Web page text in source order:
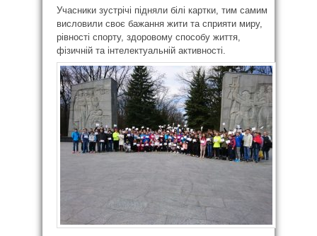
Учасники зустрічі підняли білі картки, тим самим
висловили своє бажання жити та сприяти миру,
рівності спорту, здоровому способу життя,
фізичній та інтелектуальній активності.